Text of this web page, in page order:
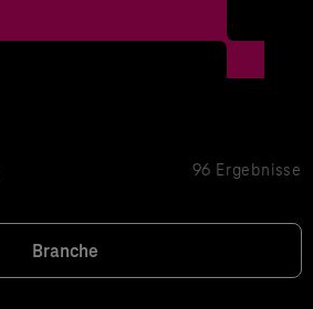
96 Ergebnisse
Branche